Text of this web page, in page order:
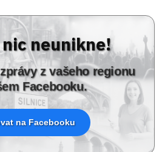
neunikne!
z vašeho regionu
Facebooku.
na Facebooku